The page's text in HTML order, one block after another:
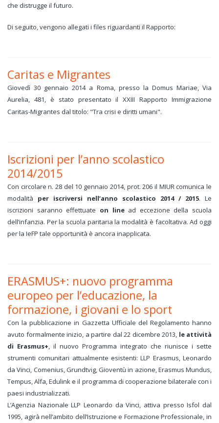
che distrugge il futuro.
Di seguito, vengono allegati i files riguardanti il Rapporto:
Caritas e Migrantes
Giovedì 30 gennaio 2014 a Roma, presso la Domus Mariae, Via
Aurelia, 481, è stato presentato il XXIII Rapporto Immigrazione
Caritas-Migrantes dal titolo: "Tra crisi e diritti umani".
Iscrizioni per l’anno scolastico
2014/2015
Con circolare n. 28 del 10 gennaio 2014, prot. 206 il MIUR comunica le
modalità per iscriversi nell’anno scolastico 2014 / 2015. Le
iscrizioni saranno effettuate on linead eccezione della scuola
dell’infanzia. Per la scuola paritaria la modalità è facoltativa. Ad oggi
per la IeFP tale opportunità è ancora inapplicata.
ERASMUS+: nuovo programma
europeo per l’educazione, la
formazione, i giovani e lo sport
Con la pubblicazione in Gazzetta Ufficiale del Regolamento hanno
avuto formalmente inizio, a partire dal 22 dicembre 2013, le attività
di Erasmus+ , il nuovo Programma integrato che riunisce i sette
strumenti comunitari attualmente esistenti: LLP Erasmus, Leonardo
da Vinci, Comenius, Grundtvig, Gioventù in azione, Erasmus Mundus,
Tempus, Alfa, Edulink e il programma di cooperazione bilaterale con i
paesi industrializzati.
L’Agenzia Nazionale LLP Leonardo da Vinci, attiva presso Isfol dal
1995, agirà nell’ambito dell’Istruzione e Formazione Professionale, in